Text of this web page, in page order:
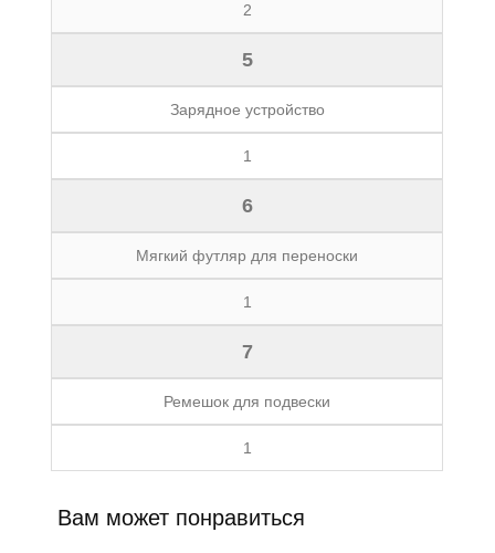
2
5
Зарядное устройство
1
6
Мягкий футляр для переноски
1
7
Ремешок для подвески
1
Вам может понравиться